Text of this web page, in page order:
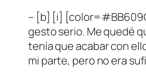
– [b] [i]
gesto serio. Me quedé
tenía que acabar con
mi parte, pero no era